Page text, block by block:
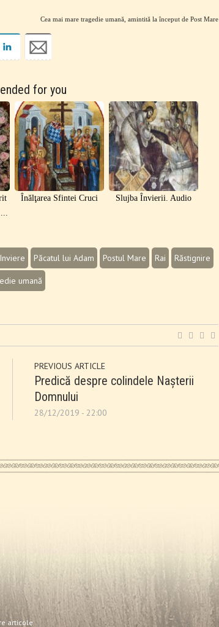
Cea mai mare tragedie umană, amintită la început de Post Mare
for you
Înălţarea Sfintei Cruci Slujba Învierii. Audio
Inviere Păcatul lui Adam Postul Mare Rai Răstignire
umană
PREVIOUS ARTICLE
Predică despre colindele Nașterii
Domnului
28/12/2019 - 22:00
articole